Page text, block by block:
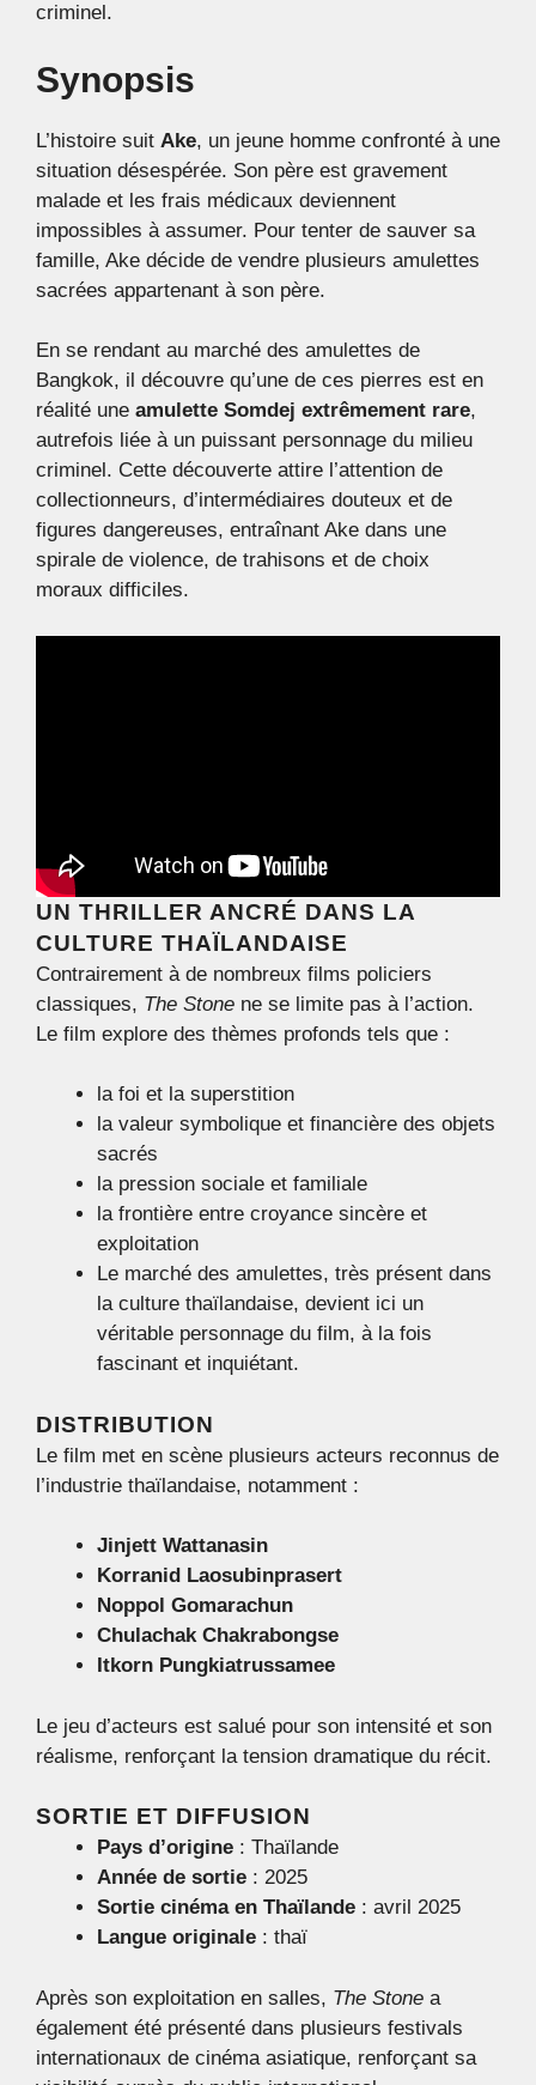
criminel.
Synopsis
L’histoire suit Ake, un jeune homme confronté à une
situation désespérée. Son père est gravement
malade et les frais médicaux deviennent
impossibles à assumer. Pour tenter de sauver sa
famille, Ake décide de vendre plusieurs amulettes
sacrées appartenant à son père.
En se rendant au marché des amulettes de
Bangkok, il découvre qu’une de ces pierres est en
réalité une amulette Somdej extrêmement rare,
autrefois liée à un puissant personnage du milieu
criminel. Cette découverte attire l’attention de
collectionneurs, d’intermédiaires douteux et de
figures dangereuses, entraînant Ake dans une
spirale de violence, de trahisons et de choix
moraux difficiles.
UN THRILLER ANCRÉ DANS LA
CULTURE THAÏLANDAISE
Contrairement à de nombreux films policiers
classiques, The Stone ne se limite pas à l’action.
Le film explore des thèmes profonds tels que :
la foi et la superstition
la valeur symbolique et financière des objets
sacrés
la pression sociale et familiale
la frontière entre croyance sincère et
exploitation
Le marché des amulettes, très présent dans
la culture thaïlandaise, devient ici un
véritable personnage du film, à la fois
fascinant et inquiétant.
DISTRIBUTION
Le film met en scène plusieurs acteurs reconnus de
l’industrie thaïlandaise, notamment :
Jinjett Wattanasin
Korranid Laosubinprasert
Noppol Gomarachun
Chulachak Chakrabongse
Itkorn Pungkiatrussamee
Le jeu d’acteurs est salué pour son intensité et son
réalisme, renforçant la tension dramatique du récit.
SORTIE ET DIFFUSION
Pays d’origine : Thaïlande
Année de sortie : 2025
Sortie cinéma en Thaïlande : avril 2025
Langue originale : thaï
Après son exploitation en salles, The Stone a
également été présenté dans plusieurs festivals
internationaux de cinéma asiatique, renforçant sa